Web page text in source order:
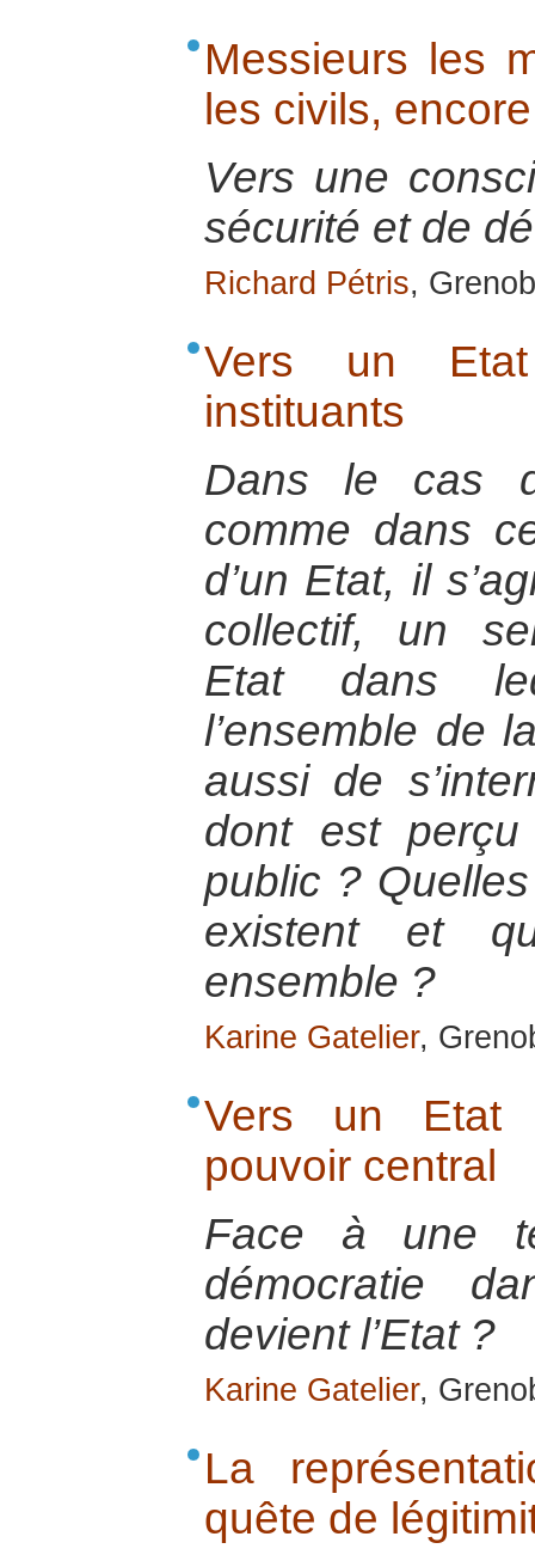
Messieurs les
les civils,
Vers une
sécurité et de
Richard Pétris,
Vers un
instituants
Dans le cas
comme dans
d’un Etat, il
collectif, un
Etat dans
l’ensemble de
aussi de
dont est
public ?
existent et
ensemble ?
Karine Gatelier,
Vers un Etat :
pouvoir central
Face à une
démocratie
devient l’Etat ?
Karine Gatelier,
La
quête de